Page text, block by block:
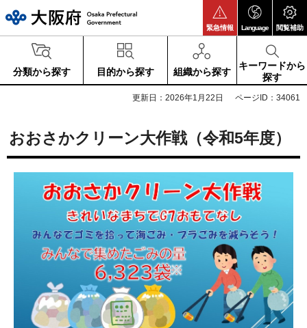
緊急情報 Language 閲覧補助
分類から探す 目的から探す 組織から探す
キーワードから
探す
更新日：2026年1月22日 ページID：34061
おおさかクリーン大作戦（令和5年度）